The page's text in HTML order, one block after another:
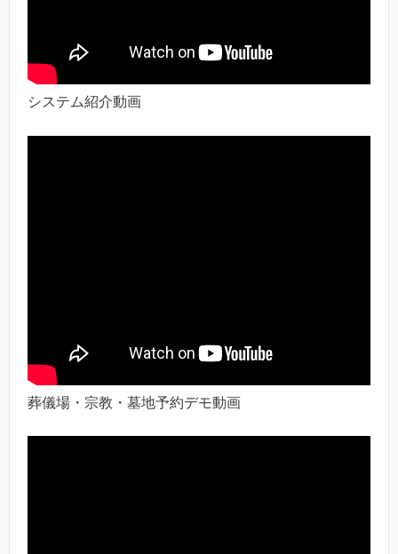
システム紹介動画
葬儀場・宗教・墓地予約デモ動画